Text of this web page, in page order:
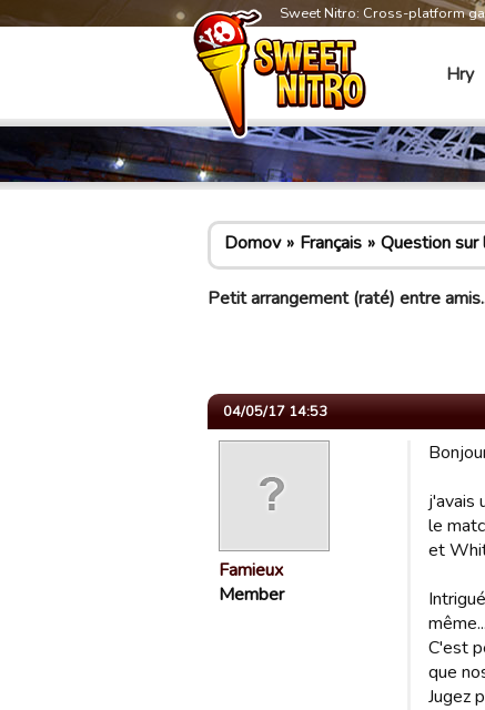
Sweet Nitro: Cross-platform
Hry
Domov Français Question sur
Petit arrangement (raté) entre
04/05/17 14:53
Famieux
Member
j'avais
le
et
même...
C'est
que
Jugez